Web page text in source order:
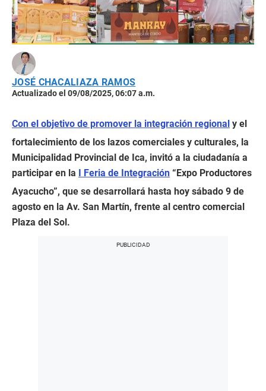
JOSÉ CHACALIAZA RAMOS
Actualizado el 09/08/2025, 06:07 a.m.
Con el objetivo de promover la integración regional y el
fortalecimiento de los lazos comerciales y culturales, la
Municipalidad Provincial de Ica, invitó a la ciudadanía a
participar en la I Feria de Integración “Expo Productores
Ayacucho”, que se desarrollará hasta hoy sábado 9 de
agosto en la Av. San Martín, frente al centro comercial
Plaza del Sol.